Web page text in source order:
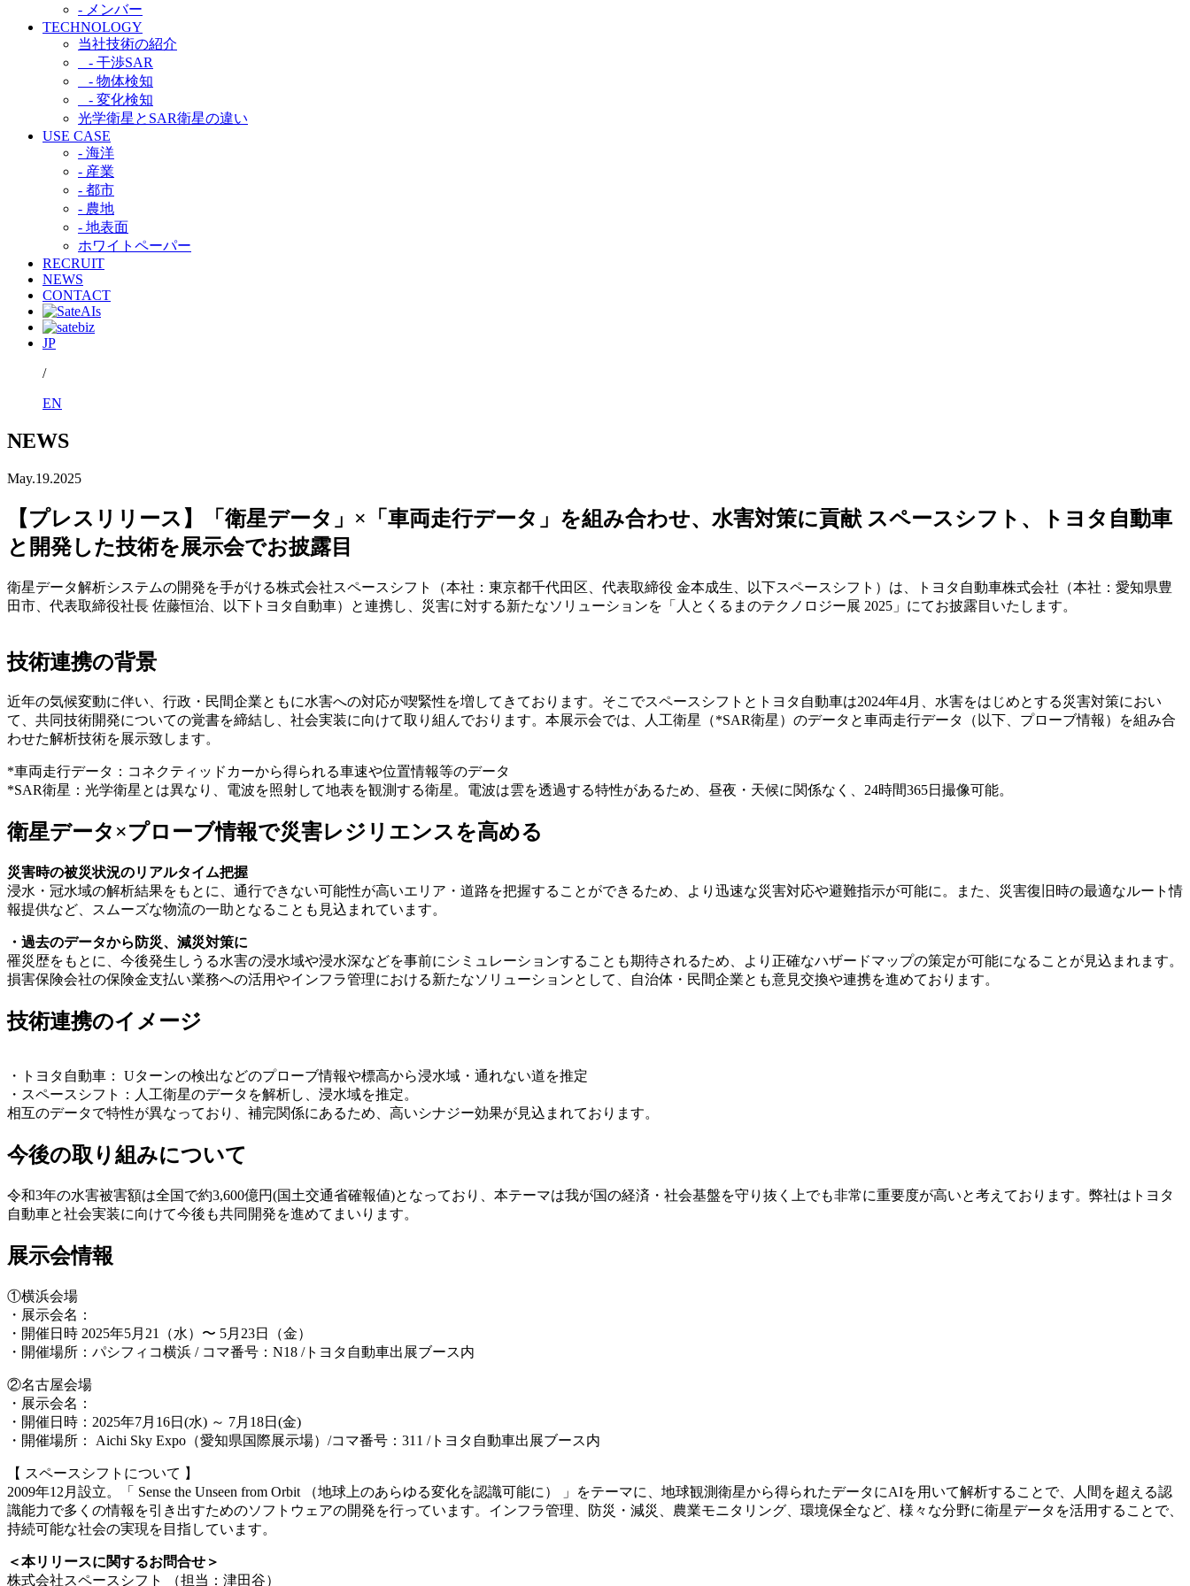
- メンバー
TECHNOLOGY
当社技術の紹介​
- 干渉SAR​
- 物体検知​
- 変化検知​
光学衛星とSAR衛星の違い​
USE CASE
- 海洋
- 産業
- 都市​
- 農地
- 地表面
ホワイトペーパー
RECRUIT
NEWS
CONTACT
JP
/
EN
NEWS
May.19.2025
【プレスリリース】「衛星データ」×「⾞両⾛⾏データ」を組み合わせ、⽔害対策に貢献 スペースシフト、トヨタ⾃動⾞
と開発した技術を展⽰会でお披露⽬
衛星データ解析システムの開発を⼿がける株式会社スペースシフト（本社：東京都千代⽥区、代表取締役 ⾦本成⽣、以下スペースシフト）は、トヨタ⾃動⾞株式会社（本社：愛知県豊
⽥市、代表取締役社⻑ 佐藤恒治、以下トヨタ⾃動⾞）と連携し、災害に対する新たなソリューションを「⼈とくるまのテクノロジー展 2025」にてお披露⽬いたします。
技術連携の背景
近年の気候変動に伴い、行政・民間企業ともに水害への対応が喫緊性を増してきております。そこでスペースシフトとトヨタ自動車は2024年4月、水害をはじめとする災害対策におい
て、共同技術開発についての覚書を締結し、社会実装に向けて取り組んでおります。本展示会では、人工衛星（*SAR衛星）のデータと車両走行データ（以下、プローブ情報）を組み合
わせた解析技術を展示致します。
*車両走行データ：コネクティッドカーから得られる車速や位置情報等のデータ
*SAR衛星：光学衛星とは異なり、電波を照射して地表を観測する衛星。電波は雲を透過する特性があるため、昼夜・天候に関係なく、24時間365日撮像可能。
衛星データ×プローブ情報で災害レジリエンスを高める
災害時の被災状況のリアルタイム把握
浸水・冠水域の解析結果をもとに、通行できない可能性が高いエリア・道路を把握することができるため、より迅速な災害対応や避難指示が可能に。また、災害復旧時の最適なルート情
報提供など、スムーズな物流の一助となることも見込まれています。
・過去のデータから防災、減災対策に
罹災歴をもとに、今後発生しうる水害の浸水域や浸水深などを事前にシミュレーションすることも期待されるため、より正確なハザードマップの策定が可能になることが見込まれます。
損害保険会社の保険金支払い業務への活用やインフラ管理における新たなソリューションとして、自治体・民間企業とも意見交換や連携を進めております。
技術連携のイメージ
・トヨタ自動車： Uターンの検出などのプローブ情報や標高から浸水域・通れない道を推定
・スペースシフト：人工衛星のデータを解析し、浸水域を推定。
相互のデータで特性が異なっており、補完関係にあるため、高いシナジー効果が見込まれております。
今後の取り組みについて
令和3年の水害被害額は全国で約3,600億円(国土交通省確報値)となっており、本テーマは我が国の経済・社会基盤を守り抜く上でも非常に重要度が高いと考えております。弊社はトヨタ
自動車と社会実装に向けて今後も共同開発を進めてまいります。
展示会情報
①横浜会場
・展示会名：
・開催日時 2025年5月21（水）〜 5月23日（金）
・開催場所：パシフィコ横浜 / コマ番号：N18 /トヨタ自動車出展ブース内
②名古屋会場
・展示会名：
・開催日時：2025年7月16日(水) ～ 7月18日(金)
・開催場所： Aichi Sky Expo（愛知県国際展示場）/コマ番号：311 /トヨタ自動車出展ブース内
【 スペースシフトについて 】
2009年12月設立。「 Sense the Unseen from Orbit （地球上のあらゆる変化を認識可能に） 」をテーマに、地球観測衛星から得られたデータにAIを用いて解析することで、人間を超える認
識能力で多くの情報を引き出すためのソフトウェアの開発を行っています。インフラ管理、防災・減災、農業モニタリング、環境保全など、様々な分野に衛星データを活用することで、
持続可能な社会の実現を目指しています。
＜本リリースに関するお問合せ＞
株式会社スペースシフト （担当：津田谷）